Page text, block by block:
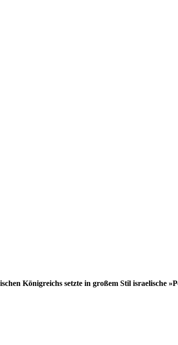
Königreichs setzte in großem Stil israelische